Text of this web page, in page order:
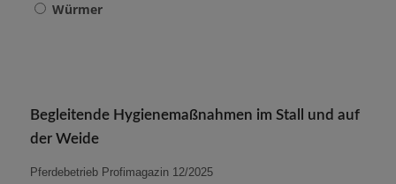
Würmer
Begleitende Hygienemaßnahmen im Stall und auf
der Weide
Pferdebetrieb Profimagazin 12/2025